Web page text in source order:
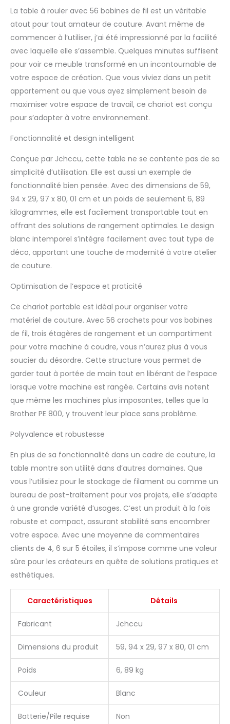
La table à rouler avec 56 bobines de fil est un véritable
atout pour tout amateur de couture. Avant même de
commencer à l’utiliser, j’ai été impressionné par la facilité
avec laquelle elle s’assemble. Quelques minutes suffisent
pour voir ce meuble transformé en un incontournable de
votre espace de création. Que vous viviez dans un petit
appartement ou que vous ayez simplement besoin de
maximiser votre espace de travail, ce chariot est conçu
pour s’adapter à votre environnement.
Fonctionnalité et design intelligent
Conçue par Jchccu, cette table ne se contente pas de sa
simplicité d’utilisation. Elle est aussi un exemple de
fonctionnalité bien pensée. Avec des dimensions de 59,
94 x 29, 97 x 80, 01 cm et un poids de seulement 6, 89
kilogrammes, elle est facilement transportable tout en
offrant des solutions de rangement optimales. Le design
blanc intemporel s’intègre facilement avec tout type de
déco, apportant une touche de modernité à votre atelier
de couture.
Optimisation de l’espace et praticité
Ce chariot portable est idéal pour organiser votre
matériel de couture. Avec 56 crochets pour vos bobines
de fil, trois étagères de rangement et un compartiment
pour votre machine à coudre, vous n’aurez plus à vous
soucier du désordre. Cette structure vous permet de
garder tout à portée de main tout en libérant de l’espace
lorsque votre machine est rangée. Certains avis notent
que même les machines plus imposantes, telles que la
Brother PE 800, y trouvent leur place sans problème.
Polyvalence et robustesse
En plus de sa fonctionnalité dans un cadre de couture, la
table montre son utilité dans d’autres domaines. Que
vous l’utilisiez pour le stockage de filament ou comme un
bureau de post-traitement pour vos projets, elle s’adapte
à une grande variété d’usages. C’est un produit à la fois
robuste et compact, assurant stabilité sans encombrer
votre espace. Avec une moyenne de commentaires
clients de 4, 6 sur 5 étoiles, il s’impose comme une valeur
sûre pour les créateurs en quête de solutions pratiques et
esthétiques.
Caractéristiques Détails
Fabricant Jchccu
Dimensions du produit 59, 94 x 29, 97 x 80, 01 cm
Poids 6, 89 kg
Couleur Blanc
Batterie/Pile requise Non